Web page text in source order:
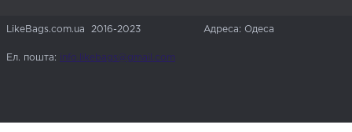
LikeBags.com.ua 2016-2023 Адреса: Одеса
Ел. пошта: info.likebags@gmail.com